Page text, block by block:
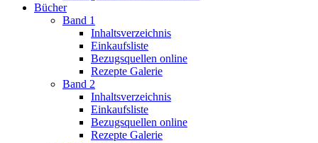
Bücher
Band 1
Inhaltsverzeichnis
Einkaufsliste
Bezugsquellen online
Rezepte Galerie
Band 2
Inhaltsverzeichnis
Einkaufsliste
Bezugsquellen online
Rezepte Galerie